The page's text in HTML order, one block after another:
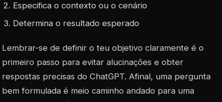
Especifica o contexto ou o cenário
Determina o resultado esperado
Lembrar-se de definir o teu objetivo claramente é o
primeiro passo para evitar alucinações e obter
respostas precisas do ChatGPT. Afinal, uma pergunta
bem formulada é meio caminho andado para uma